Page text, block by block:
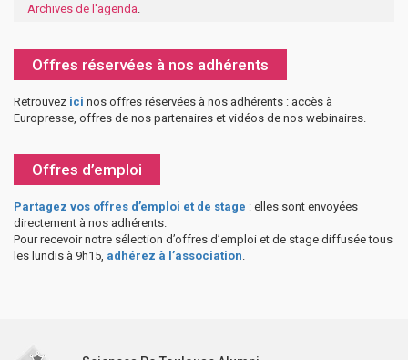
Archives de l'agenda
Offres réservées à nos adhérents
Retrouvez ici nos offres réservées à nos adhérents : accès à
Europresse, offres de nos partenaires et vidéos de nos webinaires.
Offres d’emploi
Partagez vos offres d’emploi et de stage : elles sont envoyées
directement à nos adhérents.
Pour recevoir notre sélection d’offres d’emploi et de stage diffusée tous
les lundis à 9h15, adhérez à l’association